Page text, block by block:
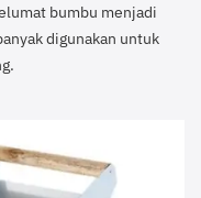
bumbu menjadi
digunakan untuk